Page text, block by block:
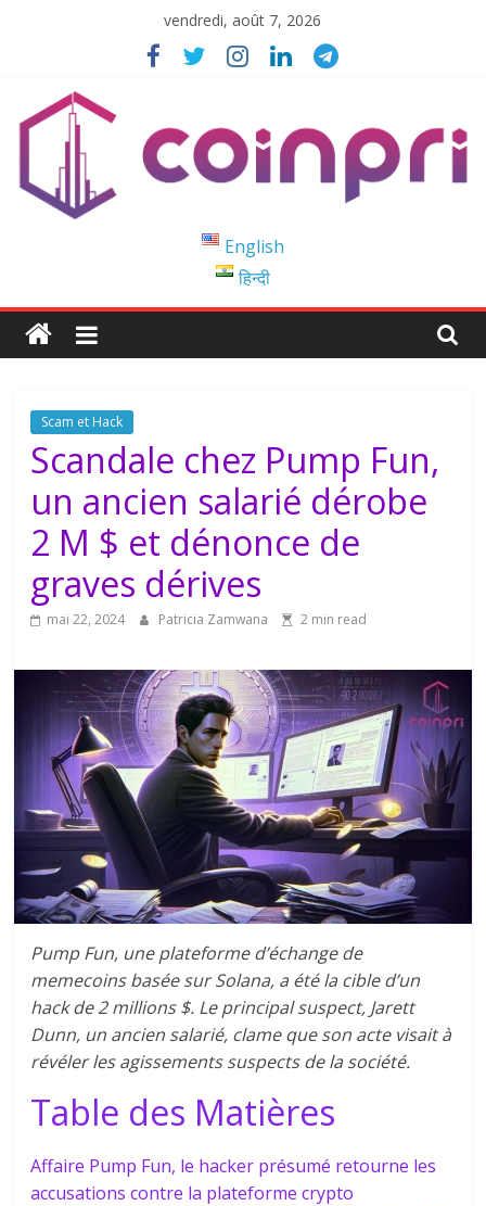
vendredi, août 7, 2026
Blockchain
Easy
to
English
हिन्दी
Scam et Hack
Scandale chez Pump Fun,
un ancien salarié dérobe
2 M $ et dénonce de
graves dérives
mai 22, 2024 Patricia Zamwana 2 min read
Pump Fun, une plateforme d’échange de
memecoins basée sur Solana, a été la cible d’un
hack de 2 millions $. Le principal suspect, Jarett
Dunn, un ancien salarié, clame que son acte visait à
révéler les agissements suspects de la société.
Table des Matières
Affaire Pump Fun, le hacker présumé retourne les
accusations contre la plateforme crypto